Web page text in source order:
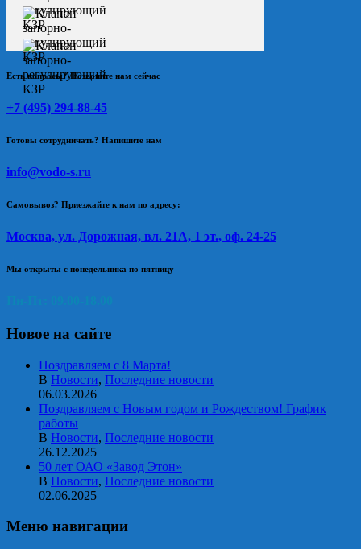
Есть вопросы? Позвоните нам сейчас
+7 (495) 294-88-45
Готовы сотрудничать? Напишите нам
info@vodo-s.ru
Самовывоз? Приезжайте к нам по адресу:
Москва, ул. Дорожная, вл. 21А, 1 эт., оф. 24-25
Мы открыты с понедельника по пятницу
Новое на сайте
Поздравляем с 8 Марта!
В Новости, Последние новости
06.03.2026
Поздравляем с Новым годом и Рождеством! График
работы
В Новости, Последние новости
26.12.2025
50 лет ОАО «Завод Этон»
В Новости, Последние новости
02.06.2025
Меню навигации